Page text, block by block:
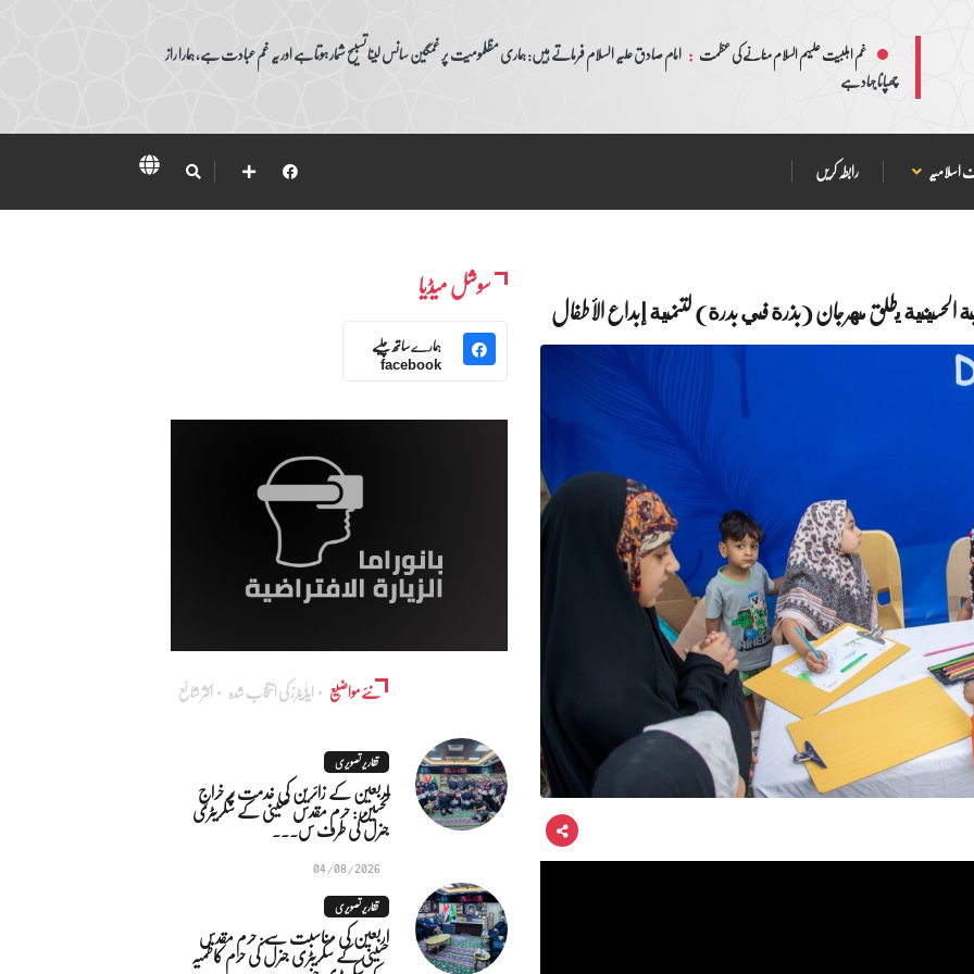
غم اہلبیت علیہم السلام منانے کی عظمت : امام صادق علیہ السلام فرماتے ہیں: ہماری مظلمومیت پر غمگین سانس لینا تسبیح شمار ہوتا ہے اور یہ غم عبادت ہے، ہمارا راز
چھپانا جہاد ہے
اسلامیہ رابطہ کریں
الحسينية يطلق مهرجان (بذرة في بدرة) لتنمية إبداع الأطفال سوشل میڈیا
ہمارے ساتھ چلیے
facebook
نئے مواضیع ایڈٰیٹرز کی انتخاب شدہ اکثر شائع
تقاریر تصویری
اربعین کے زائرین کی خدمت پر خراجِ
تحسین: حرم مقدس حسینی کے سکریٹری
جنرل کی طرف س...
04/08/2026
تقاریر تصویری
اربعین کی مناسبت سے: حرم مقدس
حسینی کے سکریٹری جنرل کی حرم کاظمیہ